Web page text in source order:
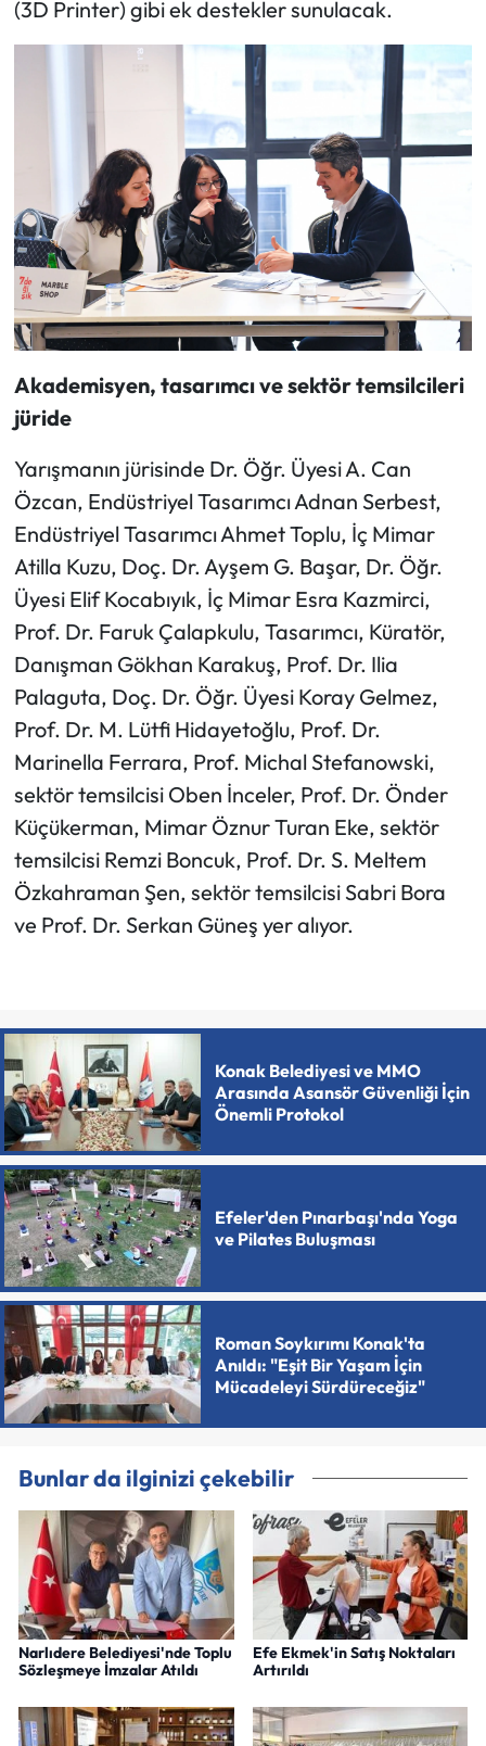
(3D Printer) gibi ek destekler sunulacak.
Akademisyen, tasarımcı ve sektör temsilcileri
jüride
Yarışmanın jürisinde Dr. Öğr. Üyesi A. Can
Özcan, Endüstriyel Tasarımcı Adnan Serbest,
Endüstriyel Tasarımcı Ahmet Toplu, İç Mimar
Atilla Kuzu, Doç. Dr. Ayşem G. Başar, Dr. Öğr.
Üyesi Elif Kocabıyık, İç Mimar Esra Kazmirci,
Prof. Dr. Faruk Çalapkulu, Tasarımcı, Küratör,
Danışman Gökhan Karakuş, Prof. Dr. Ilia
Palaguta, Doç. Dr. Öğr. Üyesi Koray Gelmez,
Prof. Dr. M. Lütfi Hidayetoğlu, Prof. Dr.
Marinella Ferrara, Prof. Michal Stefanowski,
sektör temsilcisi Oben İnceler, Prof. Dr. Önder
Küçükerman, Mimar Öznur Turan Eke, sektör
temsilcisi Remzi Boncuk, Prof. Dr. S. Meltem
Özkahraman Şen, sektör temsilcisi Sabri Bora
ve Prof. Dr. Serkan Güneş yer alıyor.
Konak Belediyesi ve MMO
Arasında Asansör Güvenliği İçin
Önemli Protokol
Efeler'den Pınarbaşı'nda Yoga
ve Pilates Buluşması
Roman Soykırımı Konak'ta
Anıldı: "Eşit Bir Yaşam İçin
Mücadeleyi Sürdüreceğiz"
Bunlar da ilginizi çekebilir
Narlıdere Belediyesi'nde Toplu
Sözleşmeye İmzalar Atıldı
Efe Ekmek'in Satış Noktaları
Artırıldı